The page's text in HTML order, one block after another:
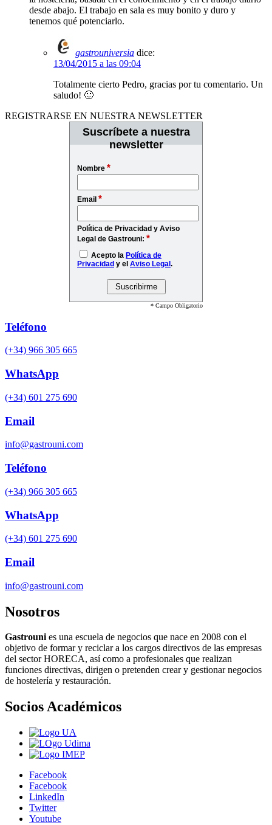
desde abajo. El trabajo en sala es muy bonito y duro y
tenemos qué potenciarlo.
gastrouniversia dice:
13/04/2015 a las 09:04
Totalmente cierto Pedro, gracias por tu comentario. Un
saludo! 🙂
REGISTRARSE EN NUESTRA NEWSLETTER
Suscríbete a nuestra
newsletter
Nombre *
Email *
Política de Privacidad y Aviso
Legal de Gastrouni: *
Acepto la Política de
Privacidad y el Aviso Legal .
* Campo Obligatorio
Teléfono
(+34) 966 305 665
WhatsApp
(+34) 601 275 690
Email
info@gastrouni.com
Teléfono
(+34) 966 305 665
WhatsApp
(+34) 601 275 690
Email
info@gastrouni.com
Nosotros
Gastrounies una escuela de negocios que nace en 2008 con el
objetivo de formar y reciclar a los cargos directivos de las empresas
del sector HORECA, así como a profesionales que realizan
funciones directivas, dirigen o pretenden crear y gestionar negocios
de hostelería y restauración.
Socios Académicos
Facebook
Facebook
LinkedIn
Twitter
Youtube